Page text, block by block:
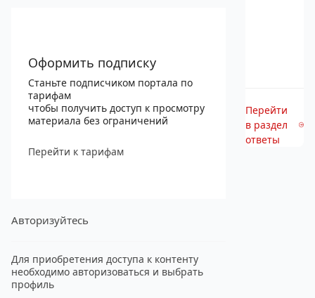
Оформить подписку
Станьте подписчиком портала по
тарифам
чтобы получить доступ к просмотру
материала без ограничений
Перейти к тарифам
Авторизуйтесь
Для приобретения доступа к контенту
необходимо авторизоваться и выбрать
профиль
Перейти
в раздел
ответы